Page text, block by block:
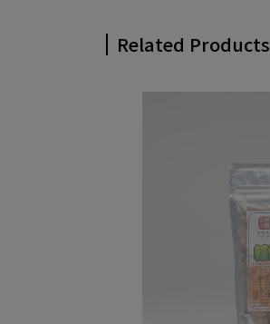
Related Products